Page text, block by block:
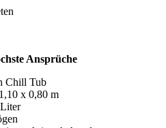
Ansprüche
Chill Tub
x 0,80 m